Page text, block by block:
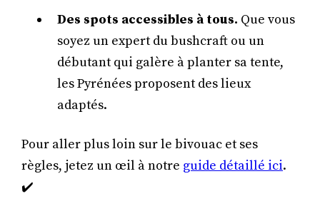
Des spots accessibles à tous. Que vous
soyez un expert du bushcraft ou un
débutant qui galère à planter sa tente,
les Pyrénées proposent des lieux
adaptés.
Pour aller plus loin sur le bivouac et ses
règles, jetez un œil à notre guide détaillé ici.
✔️